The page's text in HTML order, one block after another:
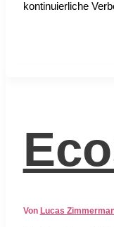
kon­ti­nu­ier­li­che
Von Lucas